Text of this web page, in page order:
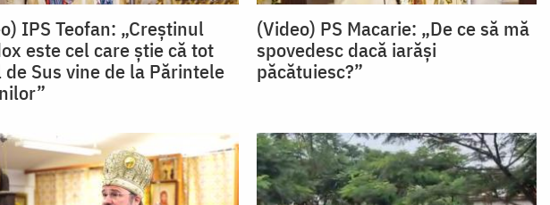
IPS Teofan: „Creștinul
este cel care știe că tot
Sus vine de la Părintele
(Video) PS Macarie: „De ce să mă
spovedesc dacă iarăși
păcătuiesc?”